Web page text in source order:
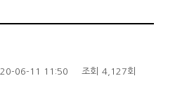
20-06-11 11:50 조회
4,127회